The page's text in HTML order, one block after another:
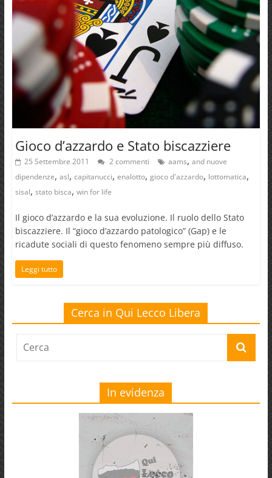
Gioco d’azzardo e Stato biscazziere
25 Settembre 2011 2 commenti aams, and nuove
dipendenze, asl, capitanucci, enalotto, gioco d'azzardo, lottomatica,
sisal, stato bisca, win for life
Il gioco d’azzardo e la sua evoluzione. Il ruolo dello Stato
biscazziere. Il “gioco d’azzardo patologico” (Gap) e le
ricadute sociali di questo fenomeno sempre più diffuso.
Leggi tutto
Cerca in Qui Lecco Libera
In evidenza